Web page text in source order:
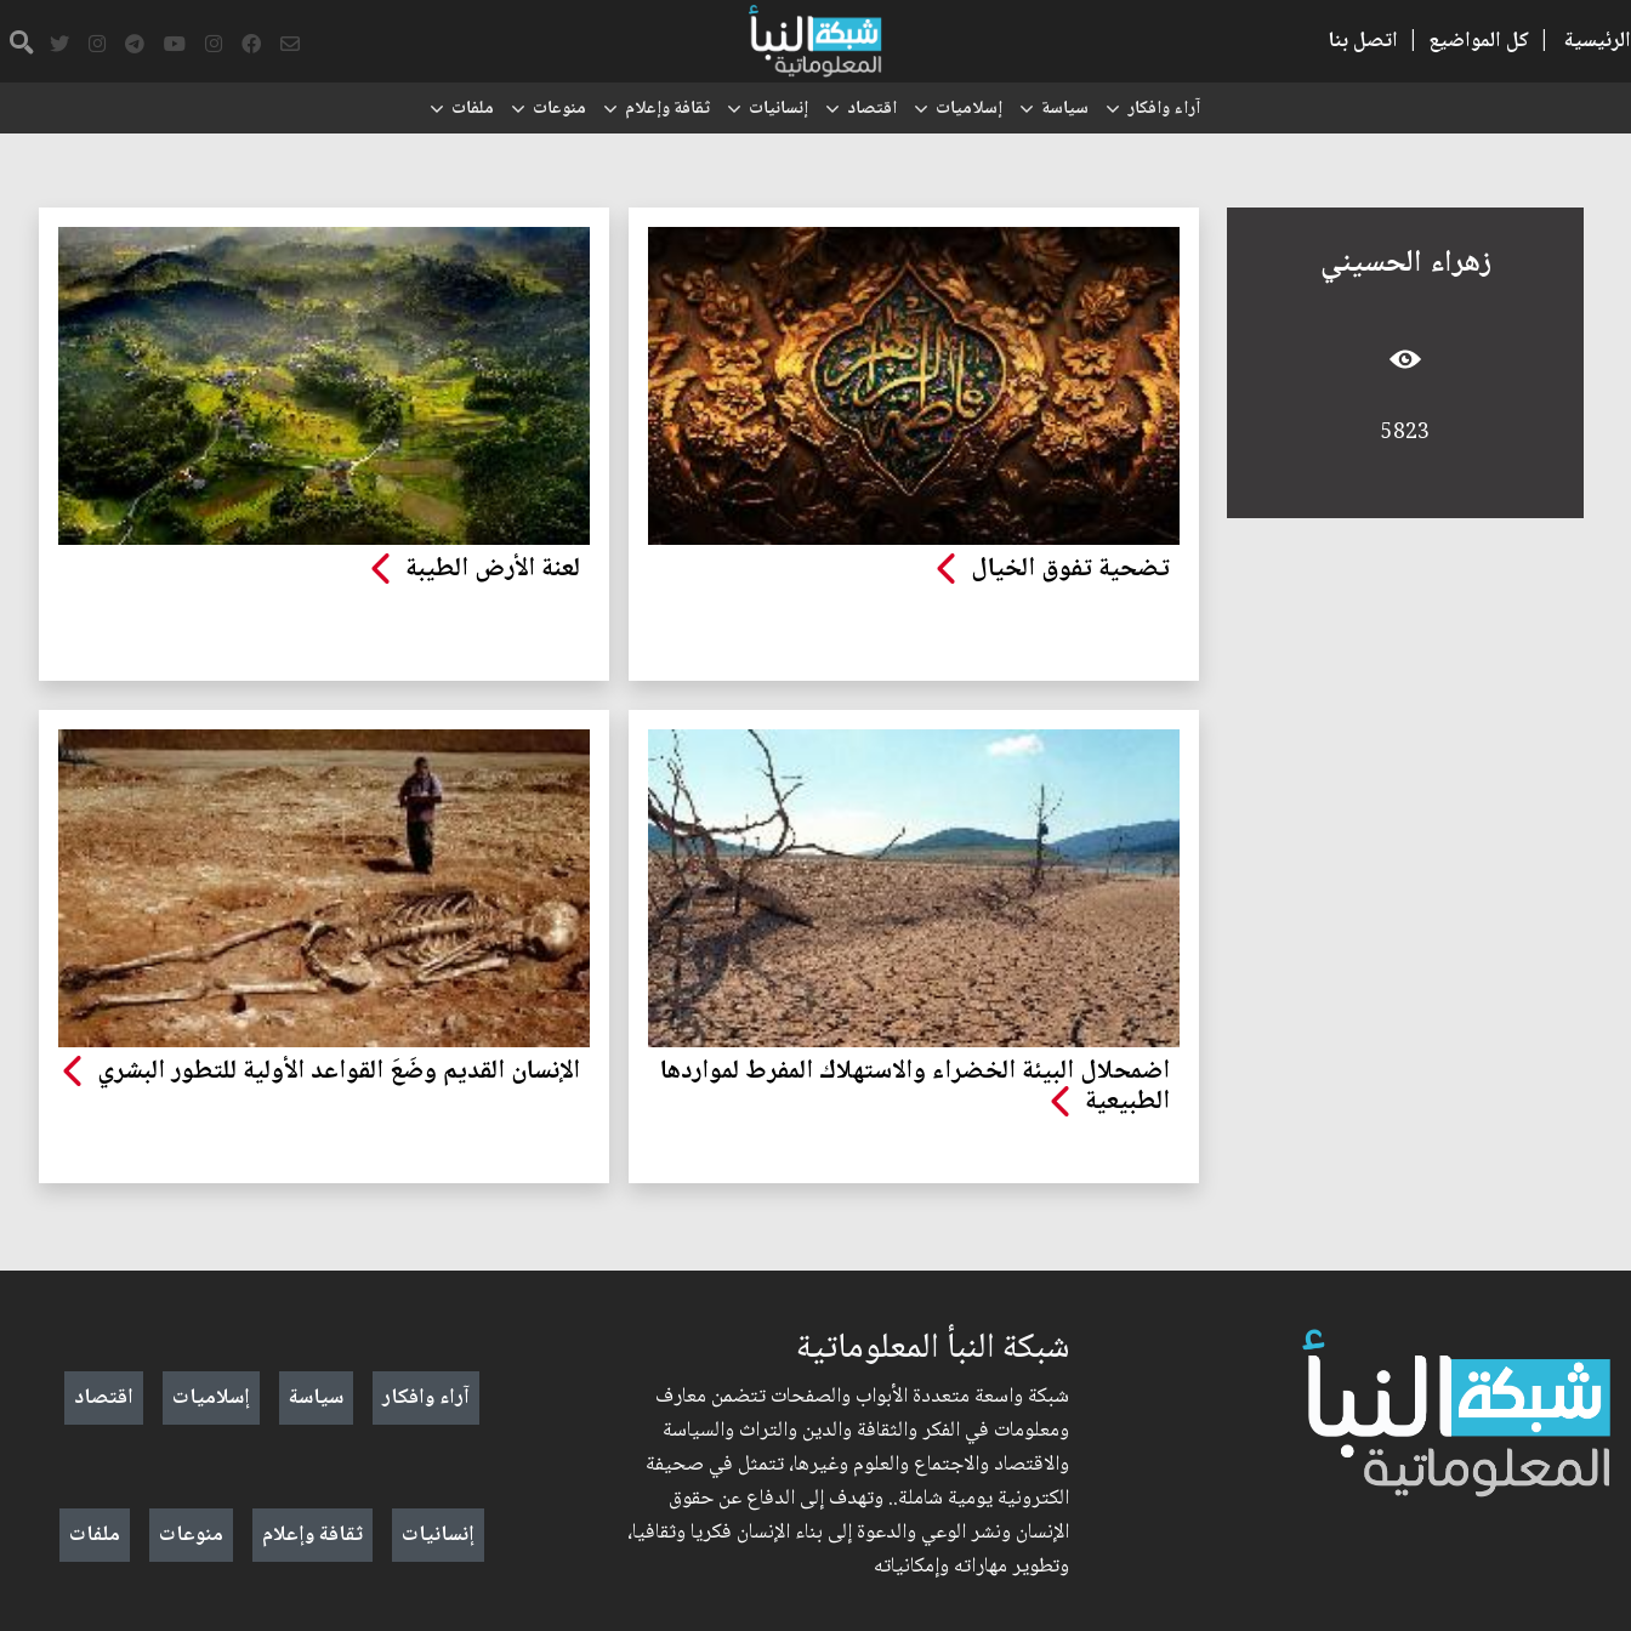
الرئيسية | كل المواضيع | اتصل بنا
آراء وافكار سياسة إسلاميات اقتصاد إنسانيات ثقافة وإعلام منوعات ملفات
زهراء الحسيني
5823
تضحية تفوق الخيال لعنة الأرض الطيبة
اضمحلال البيئة الخضراء والاستهلاك المفرط لمواردها
الطبيعية
الإنسان القديم وضَعَ القواعد الأولية للتطور البشري
شبكة النبأ المعلوماتية
شبكة واسعة متعددة الأبواب والصفحات تتضمن معارف
ومعلومات في الفكر والثقافة والدين والتراث والسياسة
والاقتصاد والاجتماع والعلوم وغيرها، تتمثل في صحيفة
الكترونية يومية شاملة.. وتهدف إلى الدفاع عن حقوق
الإنسان ونشر الوعي والدعوة إلى بناء الإنسان فكريا وثقافيا،
وتطوير مهاراته وإمكانياته
آراء وافكار سياسة إسلاميات اقتصاد
إنسانيات ثقافة وإعلام منوعات ملفات